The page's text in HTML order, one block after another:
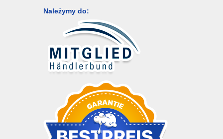
Należymy do: